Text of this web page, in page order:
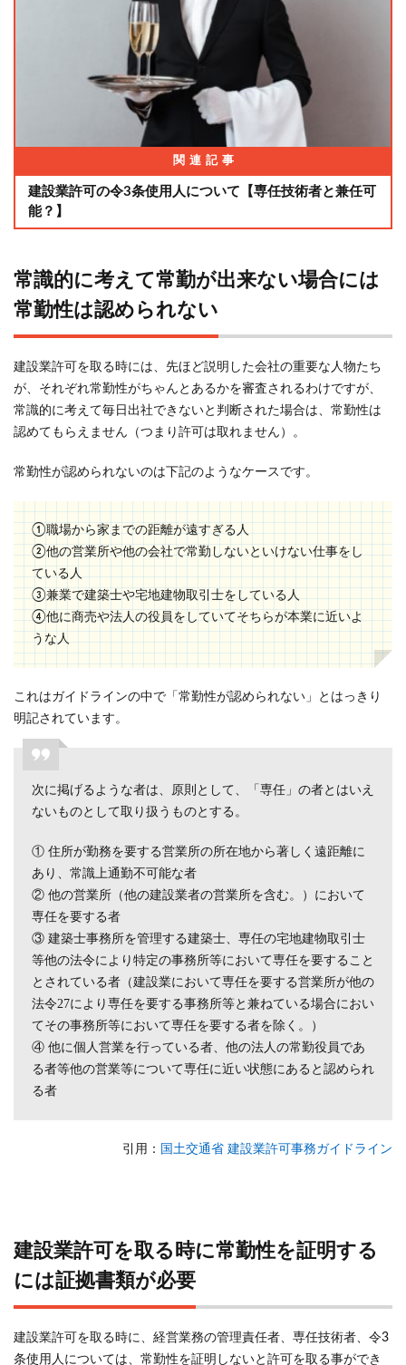
関連記事
建設業許可の令3条使用人について【専任技術者と兼任可
能？】
常識的に考えて常勤が出来ない場合には
常勤性は認められない
建設業許可を取る時には、先ほど説明した会社の重要な人物たち
が、それぞれ常勤性がちゃんとあるかを審査されるわけですが、
常識的に考えて毎日出社できないと判断された場合は、常勤性は
認めてもらえません（つまり許可は取れません）。
常勤性が認められないのは下記のようなケースです。
①職場から家までの距離が遠すぎる人
②他の営業所や他の会社で常勤しないといけない仕事をし
ている人
③兼業で建築士や宅地建物取引士をしている人
④他に商売や法人の役員をしていてそちらが本業に近いよ
うな人
これはガイドラインの中で「常勤性が認められない」とはっきり
明記されています。
次に掲げるような者は、原則として、「専任」の者とはいえ
ないものとして取り扱うものとする。
① 住所が勤務を要する営業所の所在地から著しく遠距離に
あり、常識上通勤不可能な者
② 他の営業所（他の建設業者の営業所を含む。）において
専任を要する者
③ 建築士事務所を管理する建築士、専任の宅地建物取引士
等他の法令により特定の事務所等において専任を要すること
とされている者（建設業において専任を要する営業所が他の
法令27により専任を要する事務所等と兼ねている場合におい
てその事務所等において専任を要する者を除く。）
④ 他に個人営業を行っている者、他の法人の常勤役員であ
る者等他の営業等について専任に近い状態にあると認められ
る者
引用 ： 国土交通省 建設業許可事務ガイドライン
建設業許可を取る時に常勤性を証明する
には証拠書類が必要
建設業許可を取る時に、経営業務の管理責任者、専任技術者、令3
条使用人については、常勤性を証明しないと許可を取る事ができ